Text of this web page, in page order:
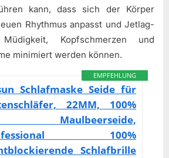
kann, dass sich der Körper
Rhythmus anpasst und Jetlag-
Kopfschmerzen und
minimiert werden können.
EMPFEHLUNG
Schlafmaske Seide für
22MM, 100%
Maulbeerseide,
100%
Schlafbrille